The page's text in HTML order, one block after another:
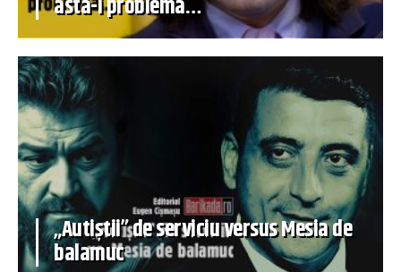
asta-i problema…
„Autiștii” de serviciu versus Mesia de
balamuc